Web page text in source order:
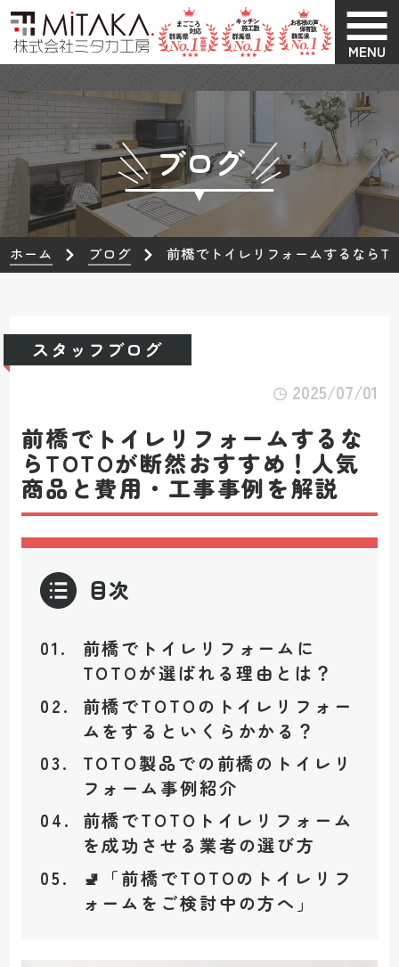
MENU
ブログ
ホーム ブログ 前橋でトイレリフォームするなら
スタッフブログ
2025/07/01
前橋でトイレリフォームするな
らTOTOが断然おすすめ！人気
商品と費用・工事事例を解説
目次
前橋でトイレリフォームに
TOTOが選ばれる理由とは？
前橋でTOTOのトイレリフォー
ムをするといくらかかる？
TOTO製品での前橋のトイレリ
フォーム事例紹介
前橋でTOTOトイレリフォーム
を成功させる業者の選び方
🚽 「前橋でTOTOのトイレリフ
ォームをご検討中の方へ」